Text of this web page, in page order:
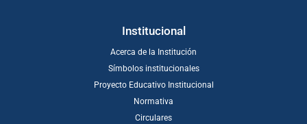
Institucional
Acerca de la Institución
Símbolos institucionales
Proyecto Educativo Institucional
Normativa
Circulares